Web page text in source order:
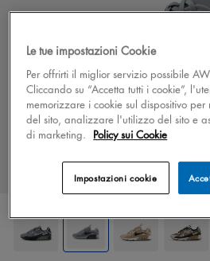
Le tue impostazioni Cookie
Per offrirti il miglior servizio possibile
Cliccando su “Accetta tutti i cookie”,
memorizzare i cookie sul dispositivo
del sito, analizzare l'utilizzo del sito e
di marketing. Policy sui Cookie
Impostazioni cookie